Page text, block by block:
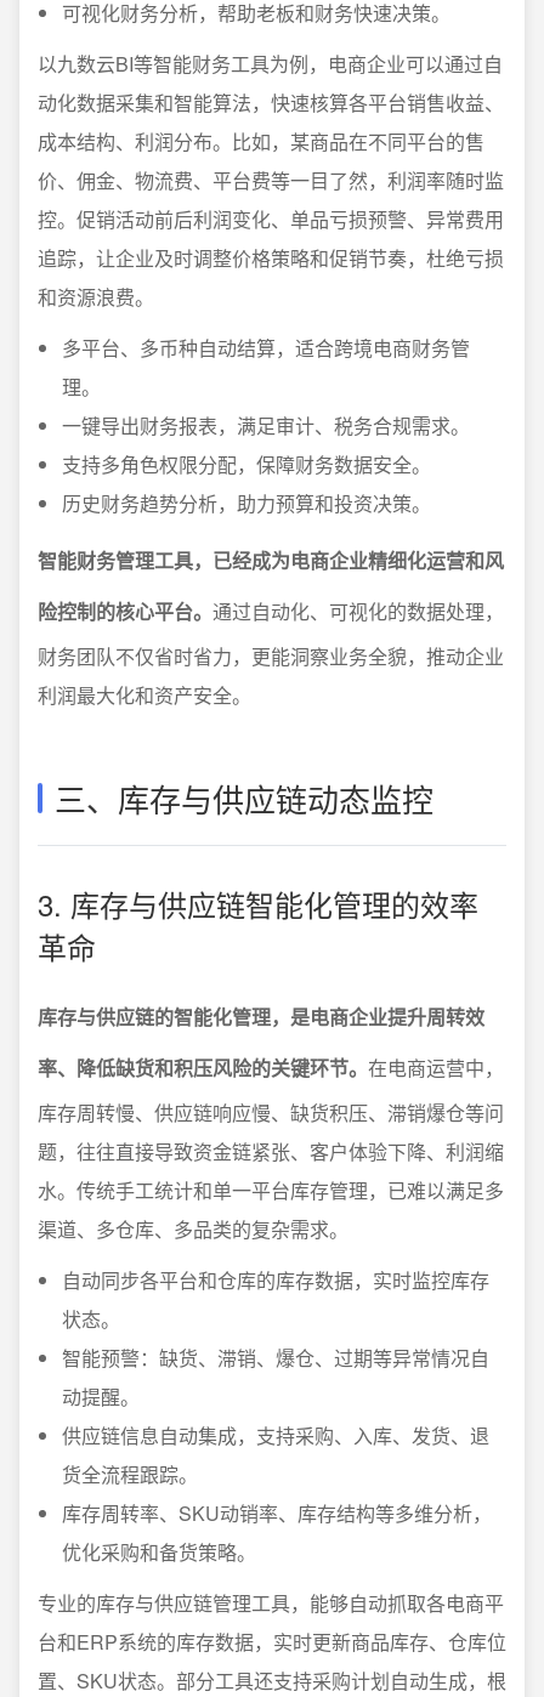
可视化财务分析，帮助老板和财务快速决策。
以九数云BI等智能财务工具为例，电商企业可以通过自
动化数据采集和智能算法，快速核算各平台销售收益、
成本结构、利润分布。比如，某商品在不同平台的售
价、佣金、物流费、平台费等一目了然，利润率随时监
控。促销活动前后利润变化、单品亏损预警、异常费用
追踪，让企业及时调整价格策略和促销节奏，杜绝亏损
和资源浪费。
多平台、多币种自动结算，适合跨境电商财务管
理。
一键导出财务报表，满足审计、税务合规需求。
支持多角色权限分配，保障财务数据安全。
历史财务趋势分析，助力预算和投资决策。
智能财务管理工具，已经成为电商企业精细化运营和风
险控制的核心平台。 通过自动化、可视化的数据处理，
财务团队不仅省时省力，更能洞察业务全貌，推动企业
利润最大化和资产安全。
三、库存与供应链动态监控
3. 库存与供应链智能化管理的效率
革命
库存与供应链的智能化管理，是电商企业提升周转效
率、降低缺货和积压风险的关键环节。 在电商运营中，
库存周转慢、供应链响应慢、缺货积压、滞销爆仓等问
题，往往直接导致资金链紧张、客户体验下降、利润缩
水。传统手工统计和单一平台库存管理，已难以满足多
渠道、多仓库、多品类的复杂需求。
自动同步各平台和仓库的库存数据，实时监控库存
状态。
智能预警：缺货、滞销、爆仓、过期等异常情况自
动提醒。
供应链信息自动集成，支持采购、入库、发货、退
货全流程跟踪。
库存周转率、SKU动销率、库存结构等多维分析，
优化采购和备货策略。
专业的库存与供应链管理工具，能够自动抓取各电商平
台和ERP系统的库存数据，实时更新商品库存、仓库位
置、SKU状态。部分工具还支持采购计划自动生成，根